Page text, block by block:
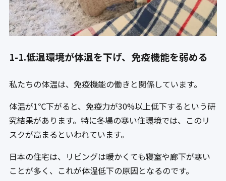
1-1.低温環境が体温を下げ、免疫機能を弱める
私たちの体温は、免疫機能の働きと関係しています。
体温が1℃下がると、免疫力が30%以上低下するという研
究結果があります。特に冬場の寒い住環境では、このリ
スクが高まるといわれています。
日本の住宅は、リビングは暖かくても寝室や廊下が寒い
ことが多く、これが体温低下の原因となるのです。